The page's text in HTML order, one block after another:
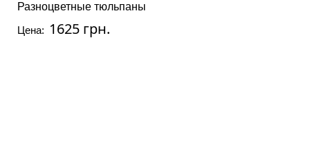
Разноцветные тюльпаны
Цена: 1625 грн.